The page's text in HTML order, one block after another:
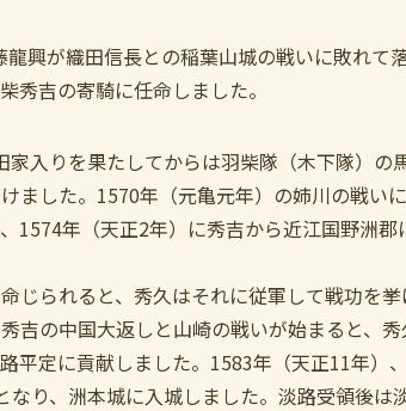
興が織田信長との稲葉山城の戦いに敗れて
秀吉の寄騎に任命しました。
入りを果たしてからは羽柴隊（木下隊）の
ました。1570年（元亀元年）の姉川の戦い
1574年（天正2年）に秀吉から近江国野洲
じられると、秀久はそれに従軍して戦功を
吉の中国大返しと山崎の戦いが始まると、
平定に貢献しました。1583年（天正11年）
なり、洲本城に入城しました。淡路受領後は